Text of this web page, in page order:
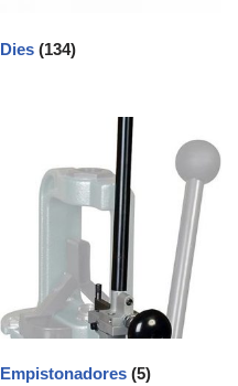
Dies(134)
Empistonadores(5)